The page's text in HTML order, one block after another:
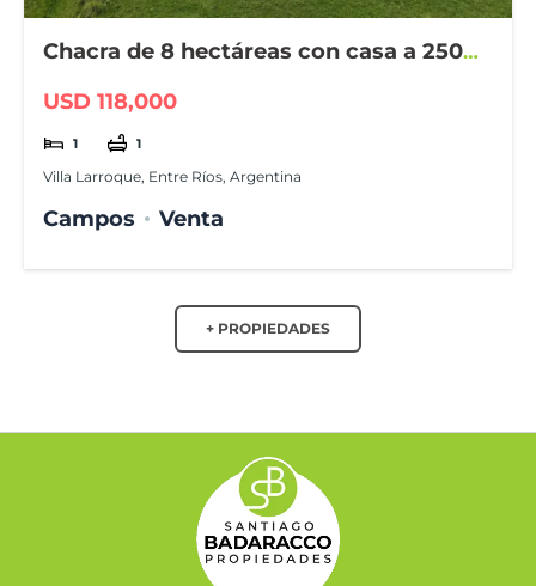
Chacra de 8 hectáreas con casa a 2500
USD 118,000
1 1
Villa Larroque, Entre Ríos, Argentina
Campos Venta
+ PROPIEDADES